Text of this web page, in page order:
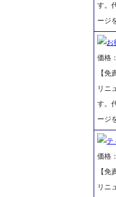
す。
ージ
お
価格：
【
リニ
す。
ージ
テ
価格：
【
リニ